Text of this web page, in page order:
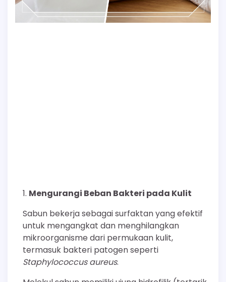
Mengurangi Beban Bakteri pada Kulit
Sabun bekerja sebagai surfaktan yang efektif
untuk mengangkat dan menghilangkan
mikroorganisme dari permukaan kulit,
termasuk bakteri patogen seperti
Staphylococcus aureus.